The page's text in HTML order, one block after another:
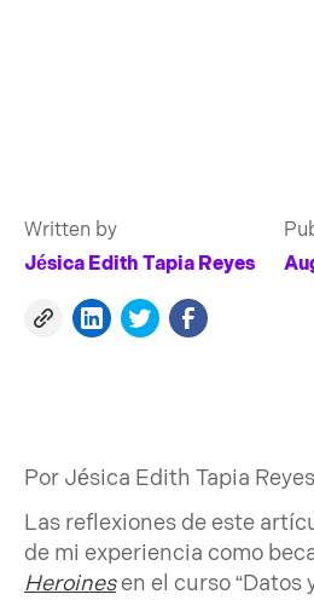
Written by
Jésica Edith Tapia Reyes
Por Jésica Edith Tapia Reyes
Las reflexiones de este
de mi experiencia como
Heroinesen el curso “Datos